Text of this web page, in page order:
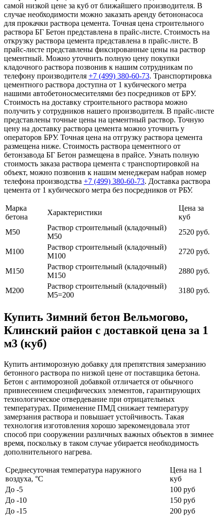
самой низкой цене за куб от ближайшего производителя. В
случае необходимости можно заказать аренду бетононасоса
для прокачки раствора цемента. Точная цена строительного
раствора БГ Бетон представлена в прайс-листе. Стоимость на
открузку раствора цемента представлена в прайс-листе. В
прайс-листе представлены фиксированные цены на раствор
цементный. Можно уточнить полную цену покупки
кладочного раствора позвонив к нашим сотрудникам по
телефону производителя +7 (499) 380-60-73. Транспортировка
цементного раствора доступна от 1 кубического метра
нашими автобетоносмесителями без посредников от БРУ.
Стоимость на доставку строительного раствора можно
получить у сотрудников нашего производителя. В прайс-листе
представлены точные цены на цементный раствор. Точную
цену на доставку раствора цемента можно уточнить у
операторов БРУ. Точная цена на отгрузку раствора цемента
размещена ниже. Стоимость раствора цементного от
бетонзавода БГ Бетон размещена в прайсе. Узнать полную
стоимость заказа раствора цемента с транспортировкой на
объект, можно позвонив к нашим менеджерам набрав номер
телефона производства +7 (499) 380-60-73. Доставка раствора
цемента от 1 кубического метра без посредников от РБУ.
Марка
бетона
Характеристики
Цена за
куб
М50
Раствор строительный (кладочный)
М50
2520 руб.
М100
Раствор строительный (кладочный)
М100
2720 руб.
М150
Раствор строительный (кладочный)
М150
2880 руб.
М200
Раствор строительный (кладочный)
М5=200
3180 руб.
Купить Зимний бетон Вельмогово,
Клинский район с доставкой цена за 1
м3 (куб)
Купить антиморозную добавку для препятствия замерзанию
бетонного раствора по низкой цене от поставщика бетона.
Бетон с антиморозной добавкой отличается от обычного
привнесением специфических элементов, гарантирующих
технологическое отвердевание при отрицательных
температурах. Применение ПМД снижает температуру
замерзания раствора и повышает устойчивость. Такая
технология изготовления хорошо зарекомендовала этот
способ при сооружении различных важных объектов в зимнее
время, поскольку в таком случае убирается необходимость
дополнительного нагрева.
Среднесуточная температура наружного
воздуха, °C
Цена на 1
куб
До -5
100 руб
До -10
150 руб
До -15
200 руб